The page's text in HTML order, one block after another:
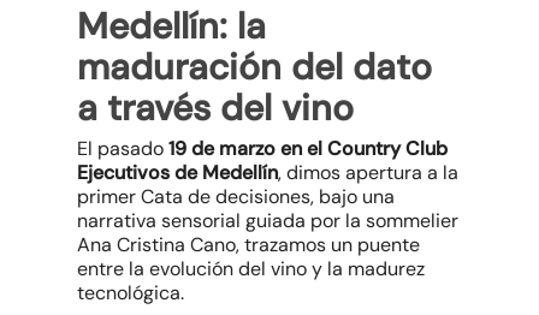
Medellín: la
maduración del dato
a través del vino
El pasado19 de marzo en el Country Club
Ejecutivos de Medellín, dimos apertura a la
primer Cata de decisiones, bajo una
narrativa sensorial guiada por la sommelier
Ana Cristina Cano, trazamos un puente
entre la evolución del vino y la madurez
tecnológica.